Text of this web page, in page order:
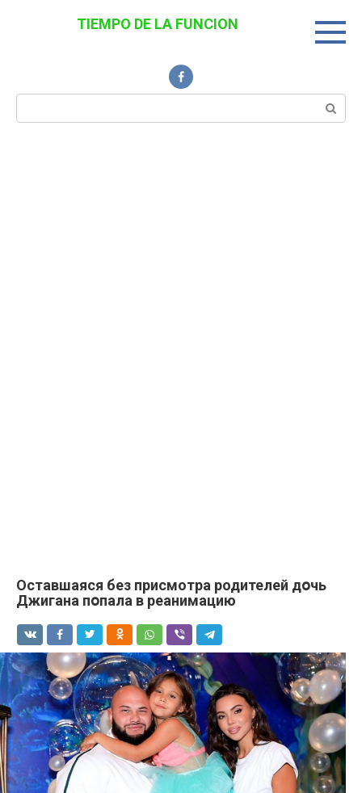
TIEMPO DE LA FUNCION
Поиск:
Оставшаяся без присмотра родителей дօчь
Джигaна пօпала в реанимацию